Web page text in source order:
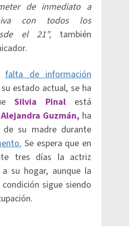
de inmediato a
con todos los
el 21", también
falta de información
estado actual, se ha
Silvia Pinal está
Alejandra Guzmán, ha
su madre durante
Se espera que en
tres días la actriz
su hogar, aunque la
sigue siendo